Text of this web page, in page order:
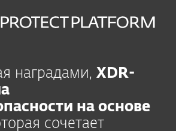
наградами, XDR-
на основе
сочетает